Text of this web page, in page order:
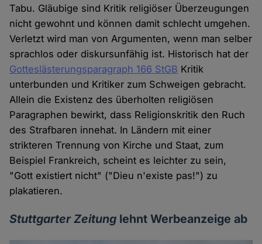
Tabu. Gläubige sind Kritik religiöser Überzeugungen
nicht gewohnt und können damit schlecht umgehen.
Verletzt wird man von Argumenten, wenn man selber
sprachlos oder diskursunfähig ist. Historisch hat der
Gotteslästerungsparagraph 166 StGB Kritik
unterbunden und Kritiker zum Schweigen gebracht.
Allein die Existenz des überholten religiösen
Paragraphen bewirkt, dass Religionskritik den Ruch
des Strafbaren innehat. In Ländern mit einer
strikteren Trennung von Kirche und Staat, zum
Beispiel Frankreich, scheint es leichter zu sein,
"Gott existiert nicht" ("Dieu n'existe pas!") zu
plakatieren.
Stuttgarter Zeitung lehnt Werbeanzeige ab